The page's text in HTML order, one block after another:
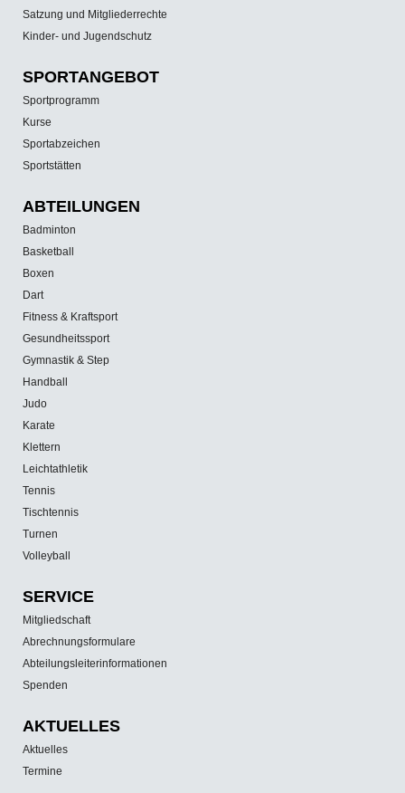
Satzung und Mitgliederrechte
Kinder- und Jugendschutz
SPORT­ANGEBOT
Sportprogramm
Kurse
Sportabzeichen
Sportstätten
ABTEILUNGEN
Badminton
Basketball
Boxen
Dart
Fitness & Kraftsport
Gesundheitssport
Gymnastik & Step
Handball
Judo
Karate
Klettern
Leichtathletik
Tennis
Tischtennis
Turnen
Volleyball
SERVICE
Mitgliedschaft
Abrechnungsformulare
Abteilungsleiterinformationen
Spenden
AKTUELLES
Aktuelles
Termine